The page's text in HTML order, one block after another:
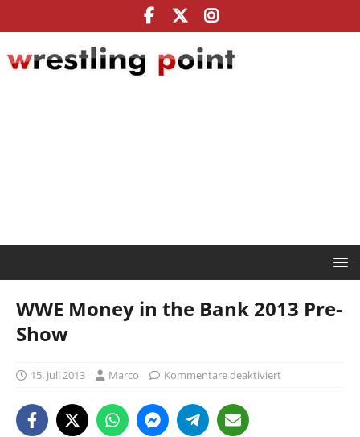
WWE Money in the Bank 2013 Pre-
Show
15. Juli 2013 Marco Kommentare deaktiviert